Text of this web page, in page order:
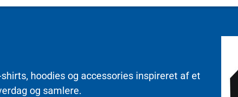
hoodies og accessories inspireret af et
og samlere.